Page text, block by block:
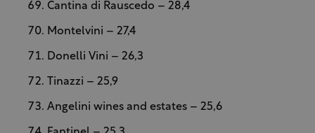
Cantina di Rauscedo – 28,4
Montelvini – 27,4
Donelli Vini – 26,3
Tinazzi – 25,9
Angelini wines and estates – 25,6